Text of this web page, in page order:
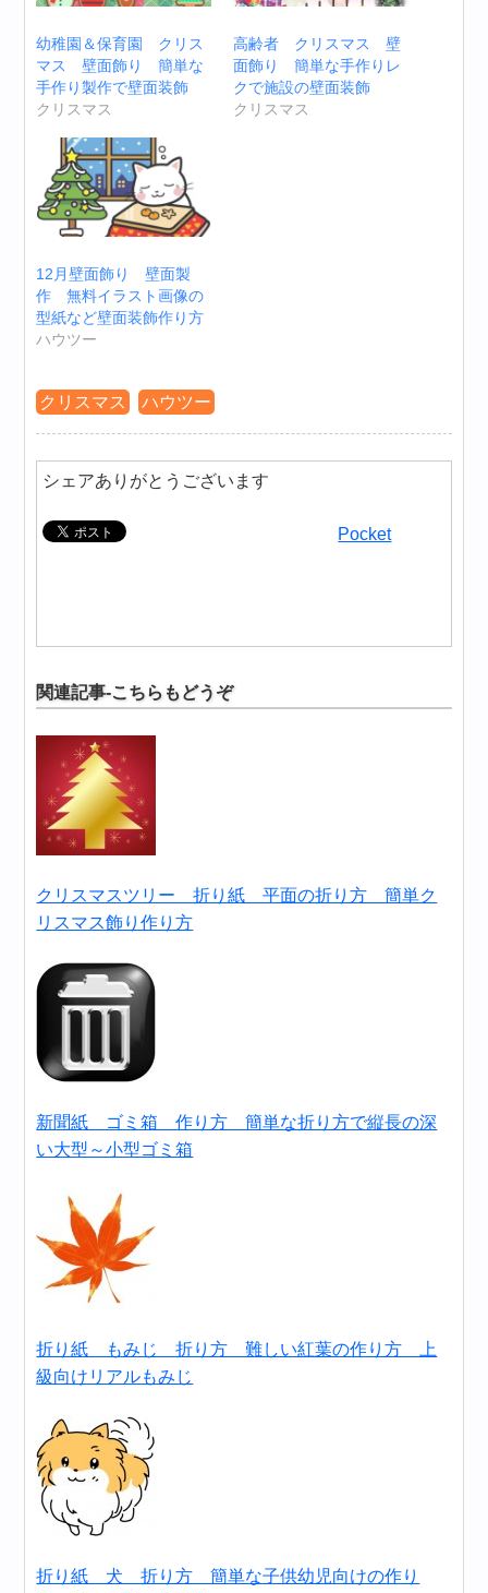
幼稚園＆保育園 クリス
マス 壁面飾り 簡単な
手作り製作で壁面装飾
クリスマス
高齢者 クリスマス 壁
面飾り 簡単な手作りレ
クで施設の壁面装飾
クリスマス
12月壁面飾り 壁面製
作 無料イラスト画像の
型紙など壁面装飾作り方
ハウツー
クリスマス ハウツー
シェアありがとうございます
Pocket
関連記事-こちらもどうぞ
クリスマスツリー 折り紙 平面の折り方 簡単ク
リスマス飾り作り方
新聞紙 ゴミ箱 作り方 簡単な折り方で縦長の深
い大型～小型ゴミ箱
折り紙 もみじ 折り方 難しい紅葉の作り方 上
級向けリアルもみじ
折り紙 犬 折り方 簡単な子供幼児向けの作り